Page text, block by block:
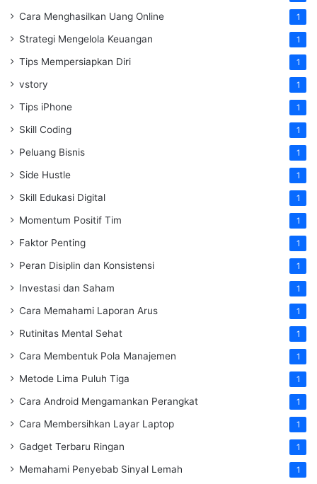
Cara Menghasilkan Uang Online 1
Strategi Mengelola Keuangan 1
Tips Mempersiapkan Diri 1
vstory 1
Tips iPhone 1
Skill Coding 1
Peluang Bisnis 1
Side Hustle 1
Skill Edukasi Digital 1
Momentum Positif Tim 1
Faktor Penting 1
Peran Disiplin dan Konsistensi 1
Investasi dan Saham 1
Cara Memahami Laporan Arus 1
Rutinitas Mental Sehat 1
Cara Membentuk Pola Manajemen 1
Metode Lima Puluh Tiga 1
Cara Android Mengamankan Perangkat 1
Cara Membersihkan Layar Laptop 1
Gadget Terbaru Ringan 1
Memahami Penyebab Sinyal Lemah 1